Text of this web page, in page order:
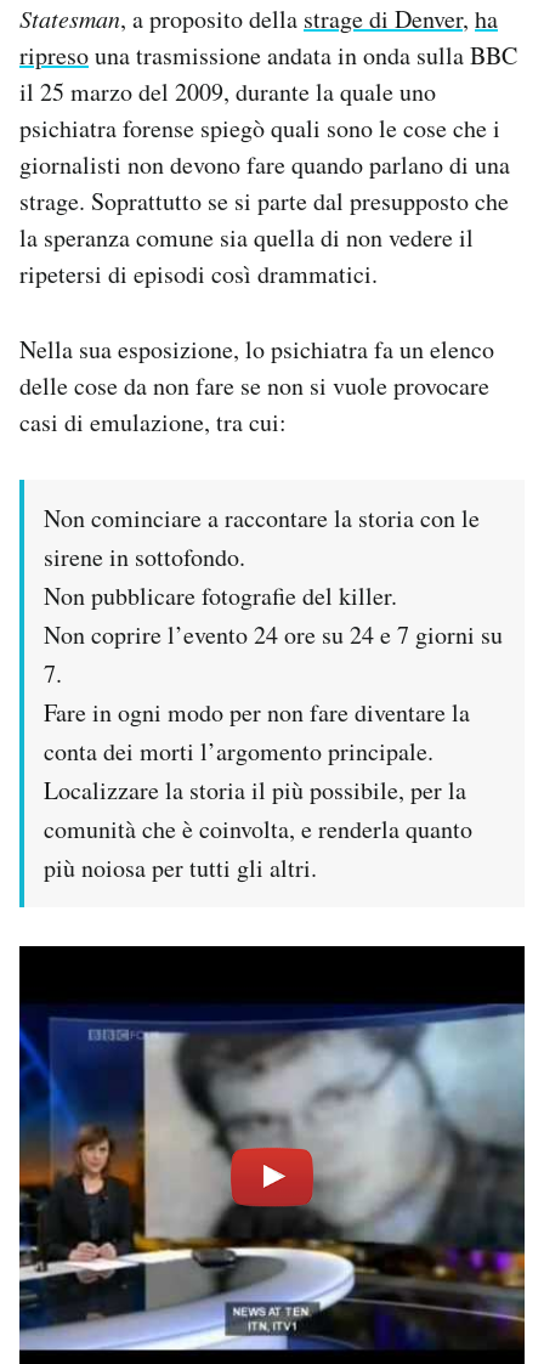
AREA PERSONALE
Area Personale
Newsletter
Notifiche mobile
Regala il Post
Hai bisogno di aiuto?
Esci
Statesman, a proposito della strage di Denver, ha
ripresouna trasmissione andata in onda sulla BBC
il 25 marzo del 2009, durante la quale uno
psichiatra forense spiegò quali sono le cose che i
giornalisti non devono fare quando parlano di una
strage. Soprattutto se si parte dal presupposto che
la speranza comune sia quella di non vedere il
ripetersi di episodi così drammatici.
Nella sua esposizione, lo psichiatra fa un elenco
delle cose da non fare se non si vuole provocare
casi di emulazione, tra cui:
Non cominciare a raccontare la storia con le
sirene in sottofondo.
Non pubblicare fotografie del killer.
Non coprire l’evento 24 ore su 24 e 7 giorni su
7.
Fare in ogni modo per non fare diventare la
conta dei morti l’argomento principale.
Localizzare la storia il più possibile, per la
comunità che è coinvolta, e renderla quanto
più noiosa per tutti gli altri.